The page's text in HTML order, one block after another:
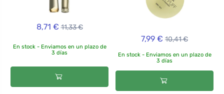
8,71 € 11,33 €
En stock - Enviamos en un plazo de
3 días
7,99 € 10,41 €
En stock - Enviamos en un plazo de
3 días